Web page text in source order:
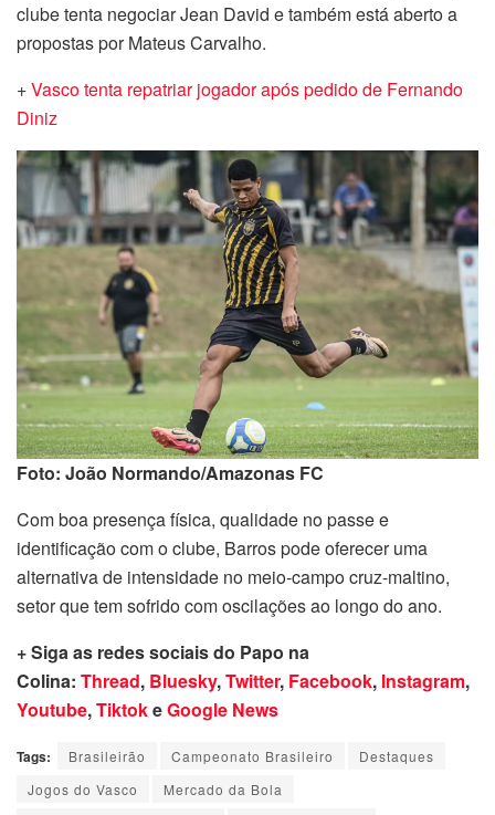
clube tenta negociar Jean David e também está aberto a
propostas por Mateus Carvalho.
+Vasco tenta repatriar jogador após pedido de Fernando
Diniz
Foto: João Normando/Amazonas FC
Com boa presença física, qualidade no passe e
identificação com o clube, Barros pode oferecer uma
alternativa de intensidade no meio-campo cruz-maltino,
setor que tem sofrido com oscilações ao longo do ano.
+ Siga as redes sociais do Papo na
Colina: Thread, Bluesky,Twitter, Facebook, Instagram,
Youtube,TiktokeGoogle News
Tags: Brasileirão Campeonato Brasileiro
Destaques
Jogos do Vasco
Mercado da Bola